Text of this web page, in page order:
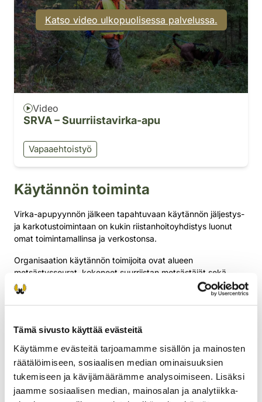
Tämä sivusto käyttää evästeitä
Käytämme evästeitä tarjoamamme sisällön ja mainosten
räätälöimiseen, sosiaalisen median ominaisuuksien
tukemiseen ja kävijämäärämme analysoimiseen. Lisäksi
jaamme sosiaalisen median, mainosalan ja analytiikka-
Katso video ulkopuolisessa palvelussa.
Video
SRVA – Suurriistavirka-apu
Vapaaehtoistyö
Käytännön toiminta
Virka-apupyynnön jälkeen tapahtuvaan käytännön jäljestys-
ja karkotustoimintaan on kukin riistanhoitoyhdistys luonut
omat toimintamallinsa ja verkostonsa.
Organisaation käytännön toimijoita ovat alueen
metsästysseurat, kokeneet suurriistan metsästäjät sekä
koulutetut koiranohjaajat ja koirat. Tehtävässä toimivilla
henkilöillä tulee olla riistanhoitomaksu maksettuna, jotta he ja
SRVA-toiminnassa ei ole kyse metsästysoikeuteen sidotusta
metsästyksestä vaan eläinsuojelu- ja turvallisuussyistä
poliisin valtuuttamana suoritettavasta tehtävästä, joka
voidaan suorittaa metsästysoikeudesta riippumatta.
Suurpeto- ja villisikatehtävät